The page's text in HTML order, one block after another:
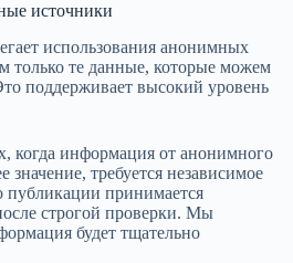
источники
использования анонимных
только те данные, которые можем
поддерживает высокий уровень
когда информация от анонимного
требуется независимое
принимается
строгой проверки. Мы
будет тщательно